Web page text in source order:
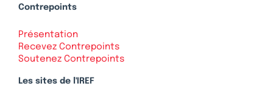
Contrepoints
Présentation
Recevez Contrepoints
Soutenez Contrepoints
Les sites de l'IREF